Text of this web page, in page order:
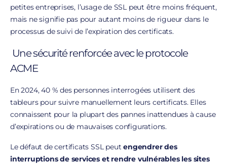
petites entreprises, l’usage de SSL peut être moins fréquent,
mais ne signifie pas pour autant moins de rigueur dans le
processus de suivi de l’expiration des certificats.
Une sécurité renforcée avec le protocole
ACME
En 2024, 40 % des personnes interrogées utilisent des
tableurs pour suivre manuellement leurs certificats.Elles
connaissent pour la plupart des pannes inattendues à cause
d’expirations ou de mauvaises configurations.
Le défaut de certificats SSL peutengendrer des
interruptions de services et rendre vulnérables les sites